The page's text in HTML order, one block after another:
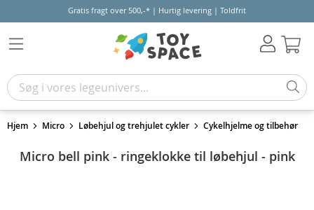
Gratis fragt over 500,-* | Hurtig levering | Toldfrit
Hjem Micro Løbehjul og trehjulet cykler Cykelhjelme og tilbehør
Micro bell pink - ringeklokke til løbehjul - pink